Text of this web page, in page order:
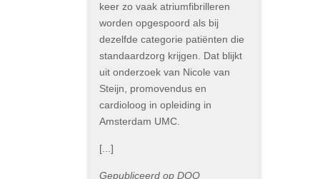
keer zo vaak atriumfibrilleren
worden opgespoord als bij
dezelfde categorie patiënten die
standaardzorg krijgen. Dat blijkt
uit onderzoek van Nicole van
Steijn, promovendus en
cardioloog in opleiding in
Amsterdam UMC.
[...]
Gepubliceerd op DOQ